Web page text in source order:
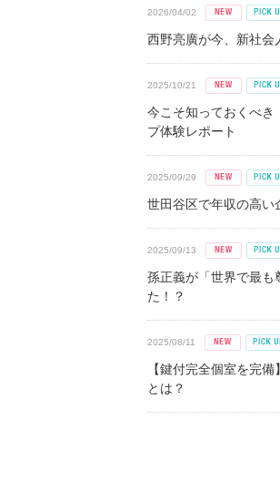
2026/04/02
西野亮廣が今、新社会
2025/10/21
今こそ知っておくべき
プ体験レポート
2025/09/29
世田谷区で年収の高
2025/09/13
孫正義が「世界で最も
た！？
2025/08/11
【鍵付完全個室を完
とは？